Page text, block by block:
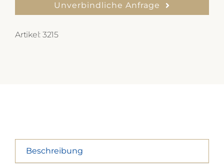
Unverbindliche Anfrage
Artikel: 3215
Beschreibung